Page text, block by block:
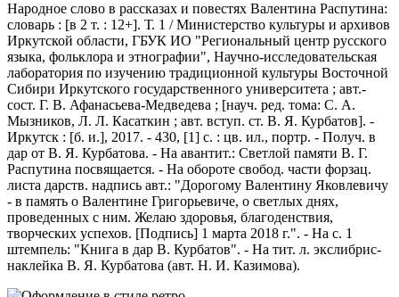
Народное слово в рассказах и повестях Валентина Распутина:
словарь : [в 2 т. : 12+]. Т. 1 / Министерство культуры и архивов
Иркутской области, ГБУК ИО "Региональный центр русского
языка, фольклора и этнографии", Научно-исследовательская
лаборатория по изучению традиционной культуры Восточной
Сибири Иркутского государственного университета ; авт.-
сост. Г. В. Афанасьева-Медведева ; [науч. ред. тома: С. А.
Мызников, Л. Л. Касаткин ; авт. вступ. ст. В. Я. Курбатов]. -
Иркутск : [б. и.], 2017. - 430, [1] с. : цв. ил., портр. - Получ. в
дар от В. Я. Курбатова. - На авантит.: Светлой памяти В. Г.
Распутина посвящается. - На обороте свобод. части форзац.
листа дарств. надпись авт.: "Дорогому Валентину Яковлевичу
- в память о Валентине Григорьевиче, о светлых днях,
проведенных с ним. Желаю здоровья, благоденствия,
творческих успехов. [Подпись] 1 марта 2018 г.". - На с. 1
штемпель: "Книга в дар В. Курбатов". - На тит. л. экслибрис-
наклейка В. Я. Курбатова (авт. Н. И. Казимова).